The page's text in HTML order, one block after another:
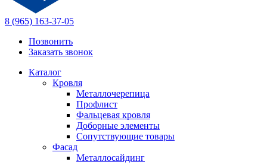
8 (965) 163-37-05
Позвонить
Заказать звонок
Каталог
Кровля
Металлочерепица
Профлист
Фальцевая кровля
Доборные элементы
Сопутствующие товары
Фасад
Металлосайдинг